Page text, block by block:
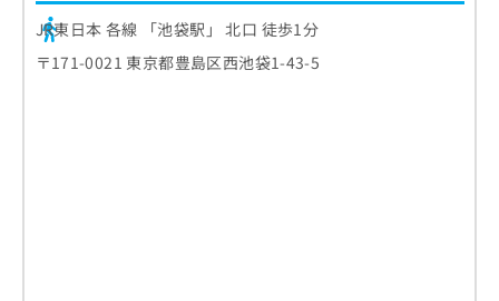
JR東日本 各線 「池袋駅」 北口 徒歩1分
〒171-0021 東京都豊島区西池袋1-43-5